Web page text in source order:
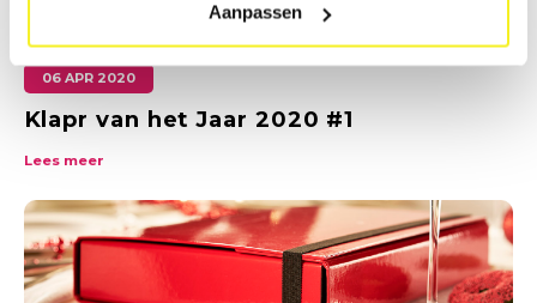
Aanpassen
06 APR 2020
Klapr van het Jaar 2020 #1
Lees meer